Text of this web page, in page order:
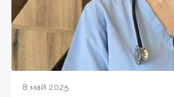
8 май 2025